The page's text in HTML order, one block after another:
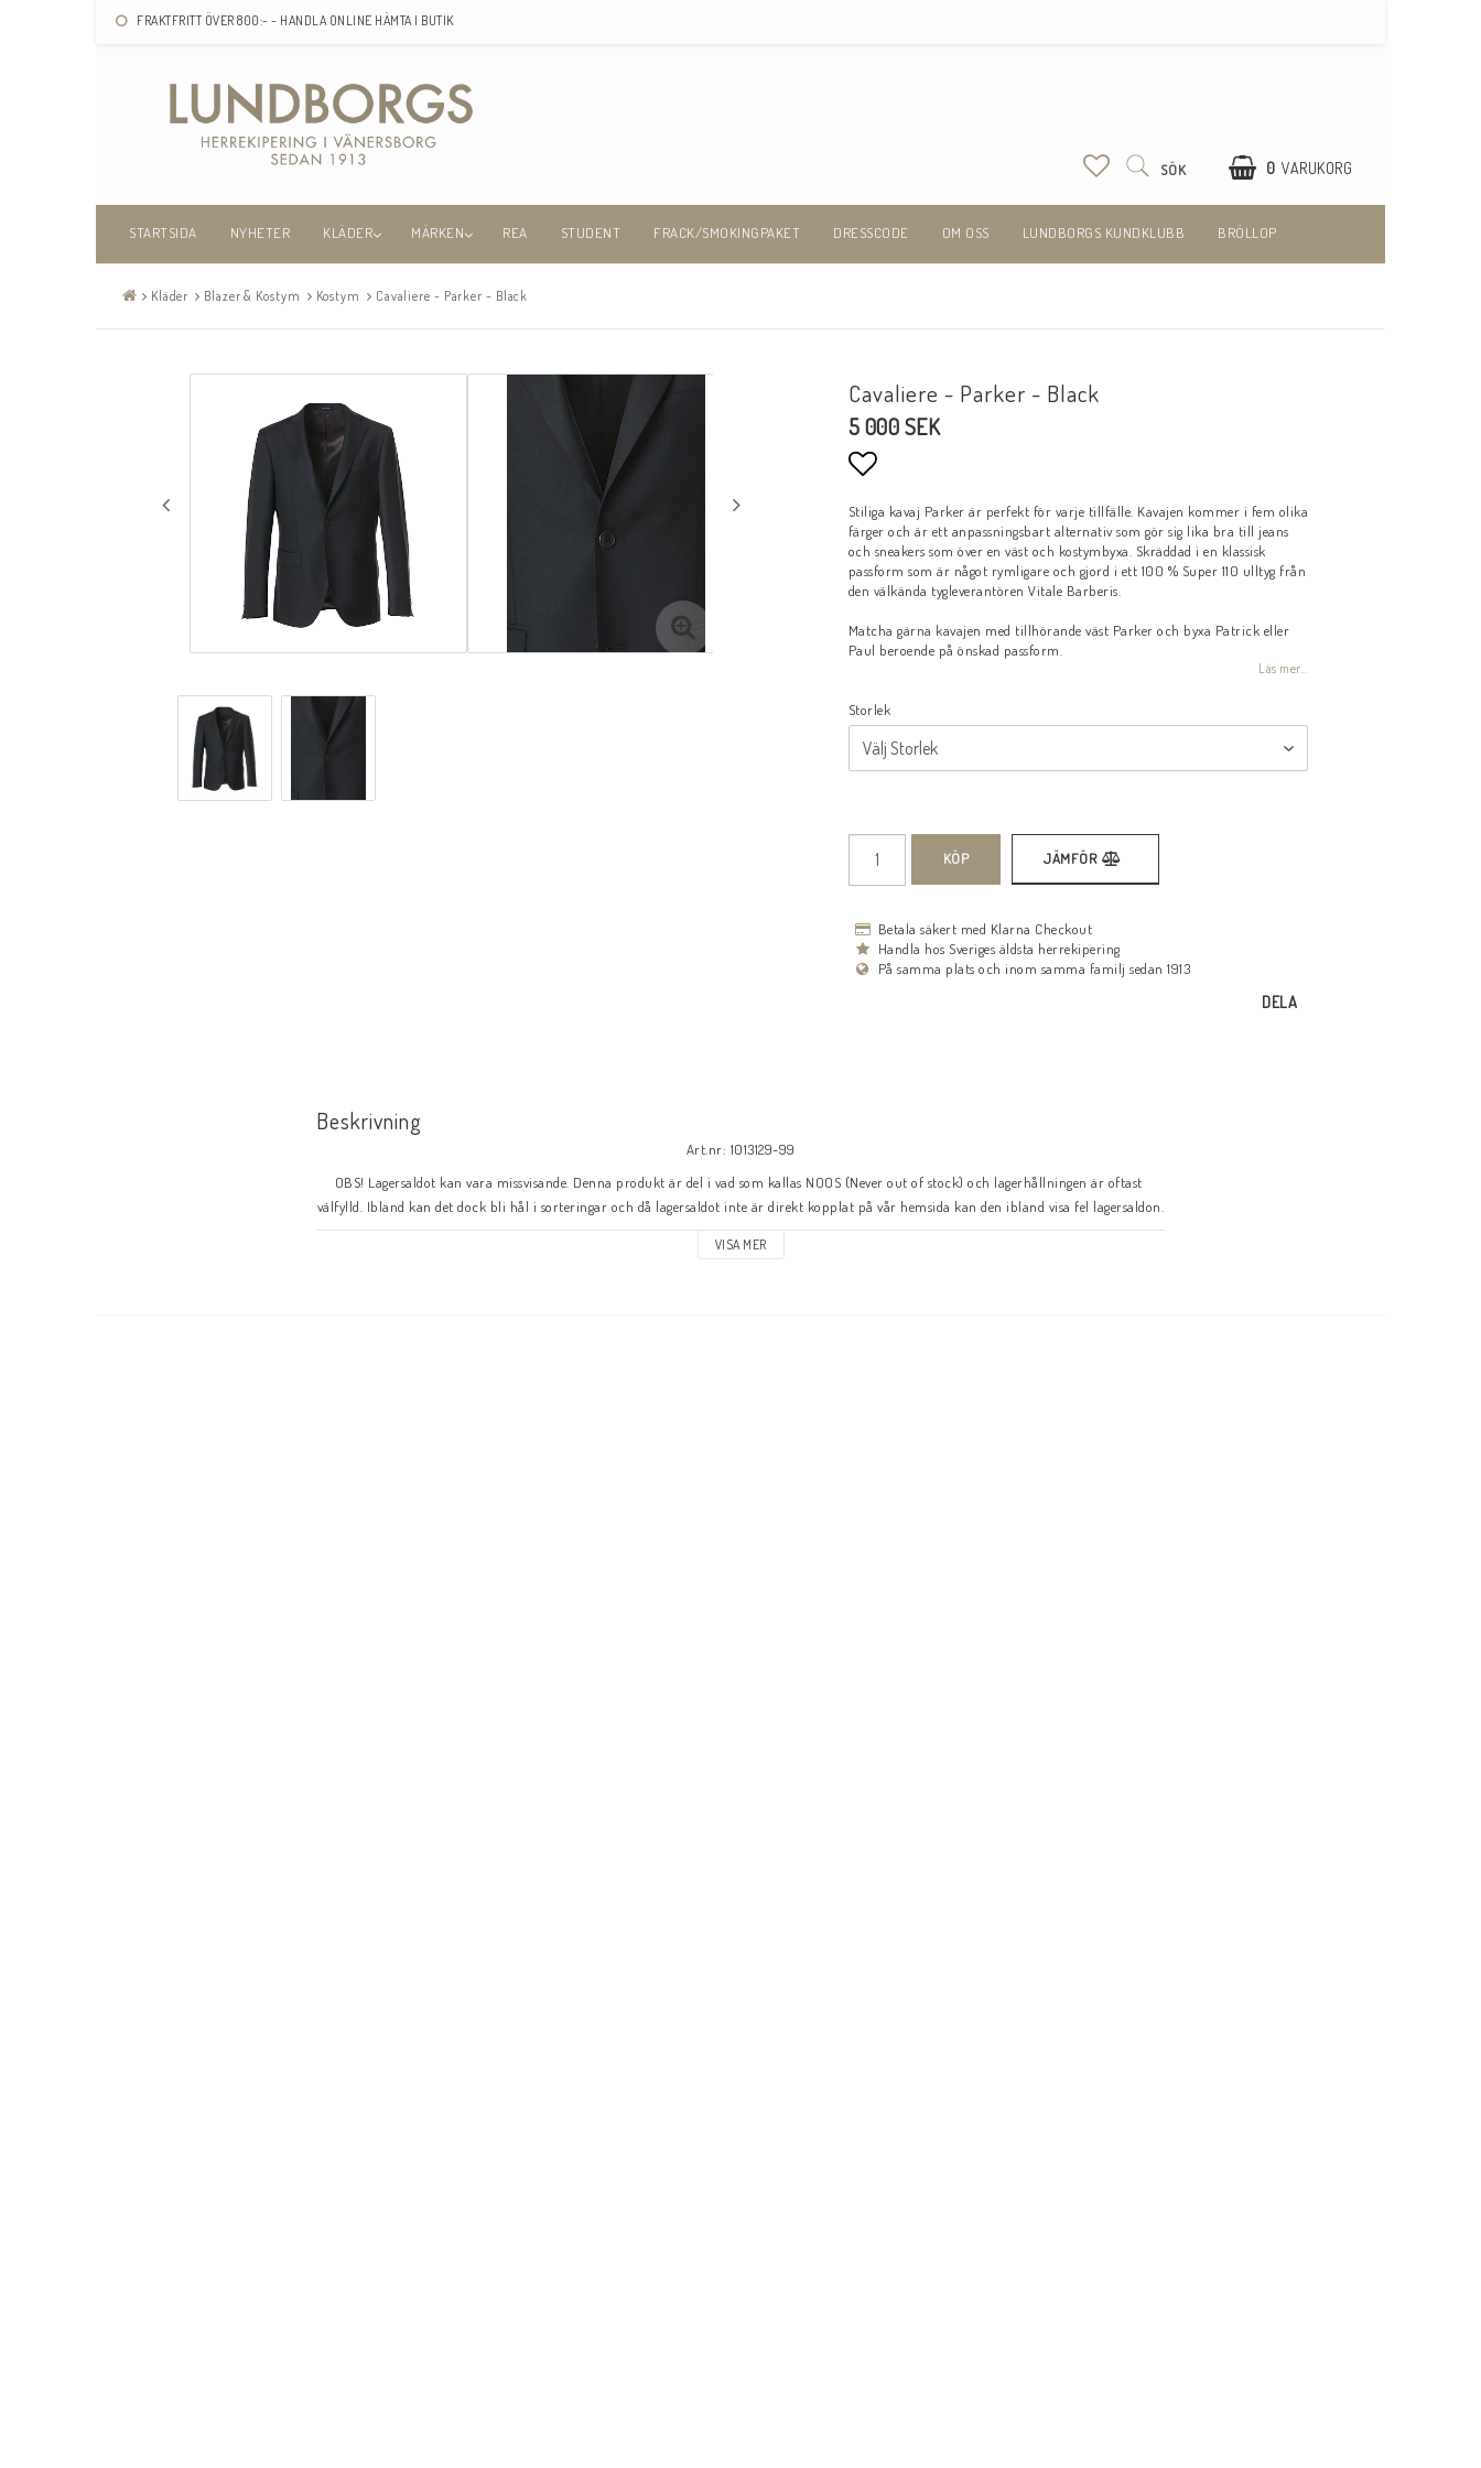
FRAKTFRITT ÖVER 800:- - HANDLA ONLINE HÄMTA I BUTIK
0 VARUKORG
SÖK
STARTSIDA NYHETER KLÄDER MÄRKEN REA STUDENT FRACK/SMOKINGPAKET DRESSCODE OM OSS LUNDBORGS KUNDKLUBB BRÖLLOP
Kläder Blazer & Kostym Kostym Cavaliere - Parker - Black
Cavaliere - Parker - Black
5 000 SEK
Lägg till i favoritlistan
Stiliga kavaj Parker är perfekt för varje tillfälle. Kavajen kommer i fem olika
färger och är ett anpassningsbart alternativ som gör sig lika bra till jeans
och sneakers som över en väst och kostymbyxa. Skräddad i en klassisk
passform som är något rymligare och gjord i ett 100 % Super 110 ulltyg från
den välkända tygleverantören Vitale Barberis.
Matcha gärna kavajen med tillhörande väst Parker och byxa Patrick eller
Paul beroende på önskad passform.
Läs mer...
Storlek
KÖP JÄMFÖR
Betala säkert med Klarna Checkout
Handla hos Sveriges äldsta herrekipering
På samma plats och inom samma familj sedan 1913
DELA
Beskrivning
Art.nr: 1013129-99
OBS! Lagersaldot kan vara missvisande. Denna produkt är del i vad som kallas NOOS (Never out of stock) och lagerhållningen är oftast
välfylld. Ibland kan det dock bli hål i sorteringar och då lagersaldot inte är direkt kopplat på vår hemsida kan den ibland visa fel lagersaldon.
VISA MER